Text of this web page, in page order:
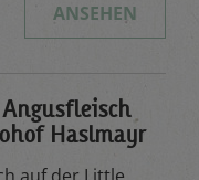
ANSEHEN
Haslmayr